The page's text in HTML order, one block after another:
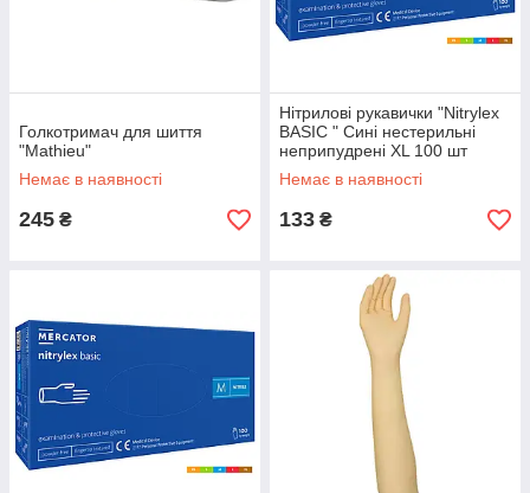
Голкотримач для шиття
"Mathieu"
Немає в наявності
245 ₴
Нітрилові рукавички "Nitrylex
BASIC " Сині нестерильні
неприпудрені XL 100 шт
Немає в наявності
133 ₴